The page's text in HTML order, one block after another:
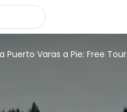
Puerto Varas a Pie: Free Tour